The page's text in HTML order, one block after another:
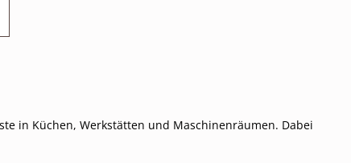
in Küchen, Werkstätten und Maschinenräumen. Dabei